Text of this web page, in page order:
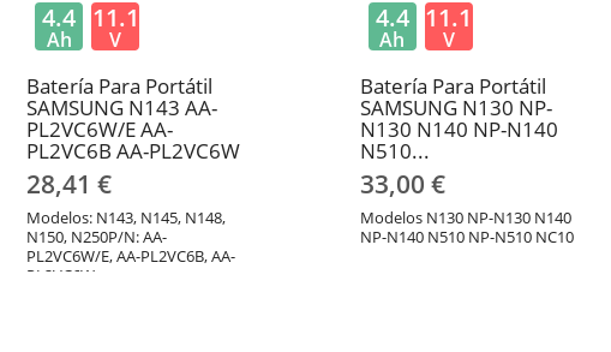
Batería Para Portátil
SAMSUNG N143 AA-
PL2VC6W/E AA-
PL2VC6B AA-PL2VC6W
28,41 €
Modelos: N143, N145, N148,
N150, N250P/N: AA-
PL2VC6W/E, AA-PL2VC6B, AA-
PL2VC6W
4.4
Ah
11.1
V
Batería Para Portátil
SAMSUNG N130 NP-
N130 N140 NP-N140
N510...
33,00 €
Modelos N130 NP-N130 N140
NP-N140 N510 NP-N510 NC10
4.4
Ah
11.1
V